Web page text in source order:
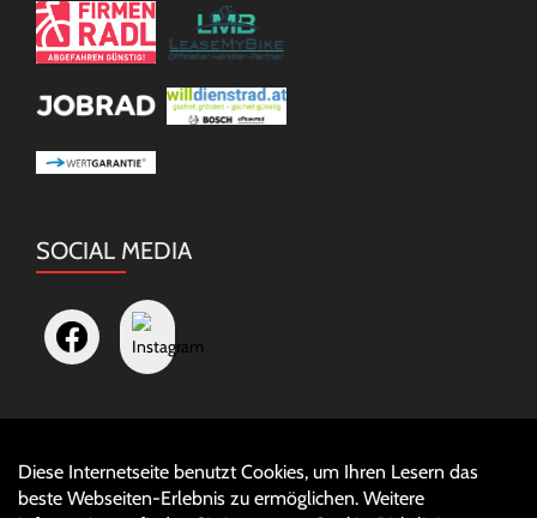
SOCIAL MEDIA
Diese Internetseite benutzt Cookies, um Ihren Lesern das
beste Webseiten-Erlebnis zu ermöglichen. Weitere
Auftrag widerrufen